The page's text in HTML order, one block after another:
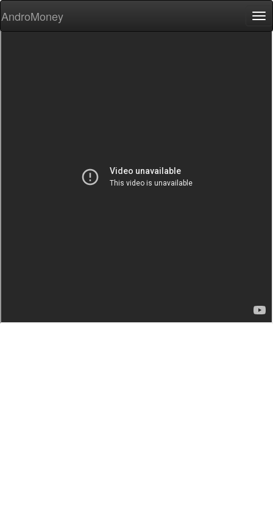
AndroMoney